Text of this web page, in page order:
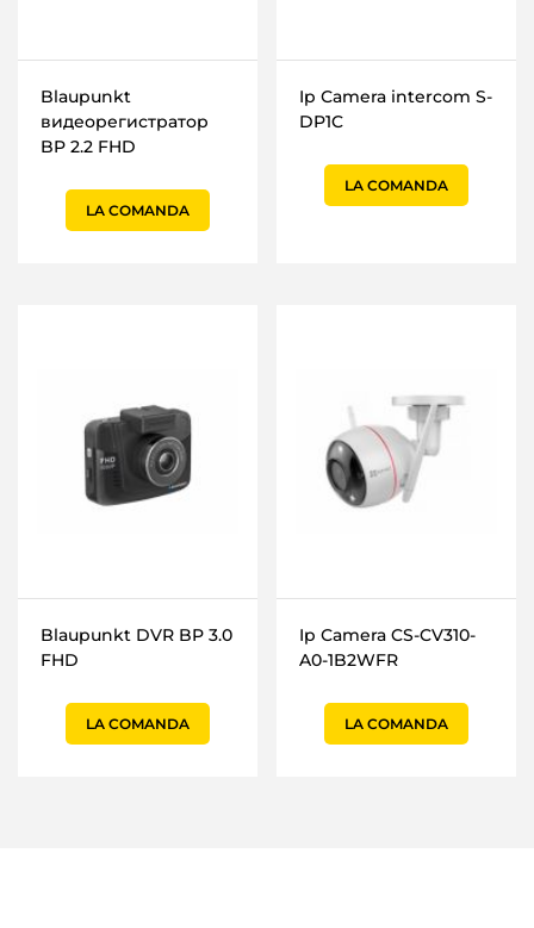
Blaupunkt
видеорегистратор
BP 2.2 FHD
LA COMANDA
Ip Сamera intercom S-
DP1C
LA COMANDA
Blaupunkt DVR BP 3.0
FHD
LA COMANDA
Ip Сamera CS-CV310-
A0-1B2WFR
LA COMANDA